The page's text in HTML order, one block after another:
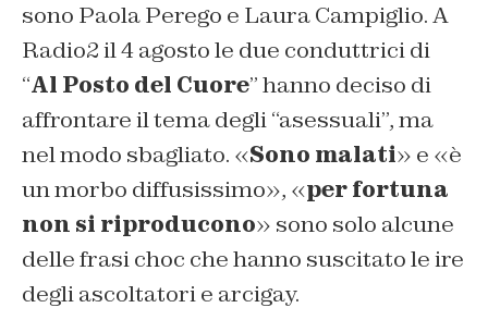
sono Paola Perego e Laura Campiglio. A
Radio2 il 4 agosto le due conduttrici di
“Al Posto del Cuore” hanno deciso di
affrontare il tema degli “asessuali”, ma
nel modo sbagliato. «Sono malati» e «è
un morbo diffusissimo», «per fortuna
non si riproducono» sono solo alcune
delle frasi choc che hanno suscitato le ire
degli ascoltatori e arcigay.